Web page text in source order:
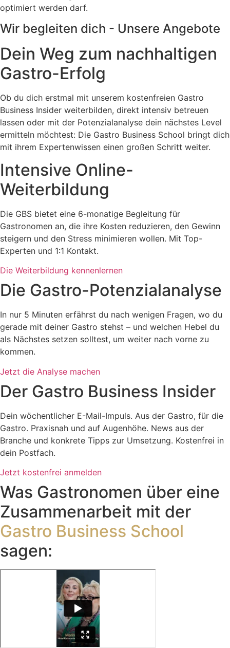
optimiert werden darf.
Wir begleiten dich - Unsere Angebote
Dein Weg zum nachhaltigen
Gastro-Erfolg
Ob du dich erstmal mit unserem kostenfreien Gastro
Business Insider weiterbilden, direkt intensiv betreuen
lassen oder mit der Potenzialanalyse dein nächstes Level
ermitteln möchtest: Die Gastro Business School bringt dich
mit ihrem Expertenwissen einen großen Schritt weiter.
Intensive Online-
Weiterbildung
Die GBS bietet eine 6-monatige Begleitung für
Gastronomen an, die ihre Kosten reduzieren, den Gewinn
steigern und den Stress minimieren wollen. Mit Top-
Experten und 1:1 Kontakt.
Die Weiterbildung kennenlernen
Die Gastro-Potenzialanalyse
In nur 5 Minuten erfährst du nach wenigen Fragen, wo du
gerade mit deiner Gastro stehst – und welchen Hebel du
als Nächstes setzen solltest, um weiter nach vorne zu
kommen.
Jetzt die Analyse machen
Der Gastro Business Insider
Dein wöchentlicher E-Mail-Impuls. Aus der Gastro, für die
Gastro. Praxisnah und auf Augenhöhe. News aus der
Branche und konkrete Tipps zur Umsetzung. Kostenfrei in
dein Postfach.
Jetzt kostenfrei anmelden
Was Gastronomen über eine
Zusammenarbeit mit der
Gastro Business School
sagen: